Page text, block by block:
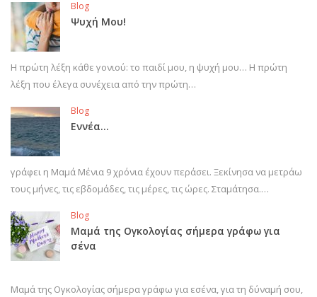
Blog
Ψυχή Μου!
Η πρώτη λέξη κάθε γονιού: το παιδί μου, η ψυχή μου… Η πρώτη
λέξη που έλεγα συνέχεια από την πρώτη…
Blog
Εννέα…
γράφει η Μαμά Μένια 9 χρόνια έχουν περάσει. Ξεκίνησα να μετράω
τους μήνες, τις εβδομάδες, τις μέρες, τις ώρες. Σταμάτησα.…
Blog
Μαμά της Ογκολογίας σήμερα γράφω για
σένα
Μαμά της Ογκολογίας σήμερα γράφω για εσένα, για τη δύναμή σου,